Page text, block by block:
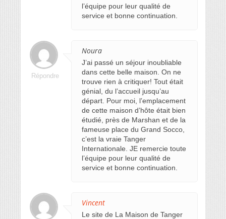
l’équipe pour leur qualité de
service et bonne continuation.
Noura
J’ai passé un séjour inoubliable
dans cette belle maison. On ne
trouve rien à critiquer! Tout était
génial, du l’accueil jusqu’au
départ. Pour moi, l’emplacement
de cette maison d’hôte était bien
étudié, près de Marshan et de la
fameuse place du Grand Socco,
c’est la vraie Tanger
Internationale. JE remercie toute
l’équipe pour leur qualité de
service et bonne continuation.
Répondre
Vincent
Le site de La Maison de Tanger